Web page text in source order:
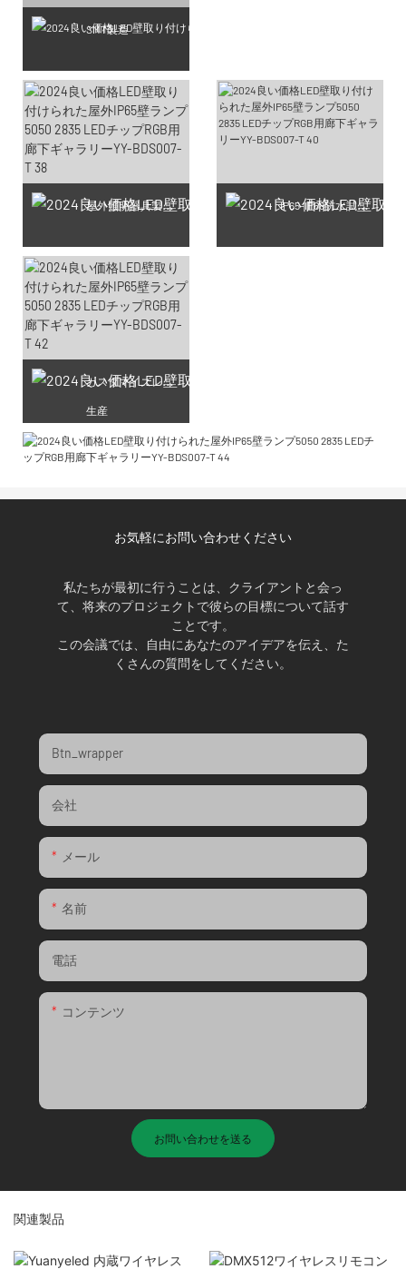
SMT製造
屋外照明器具製造工房 IP65-IP68防水試験生産
カスタマイズレーザー彫刻
生産
お気軽にお問い合わせください
私たちが最初に行うことは、クライアントと会っ
て、将来のプロジェクトで彼らの目標について話す
ことです。
この会議では、自由にあなたのアイデアを伝え、た
くさんの質問をしてください。
Btn_wrapper
会社
メール
名前
電話
コンテンツ
お問い合わせを送る
関連製品